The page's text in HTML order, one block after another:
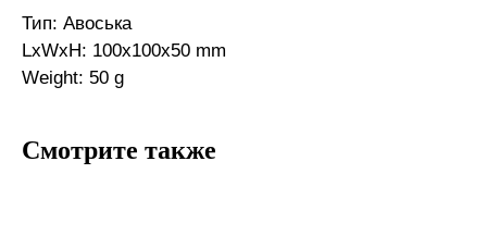
Тип: Авоська
LxWxH: 100x100x50 mm
Weight: 50 g
Смотрите также